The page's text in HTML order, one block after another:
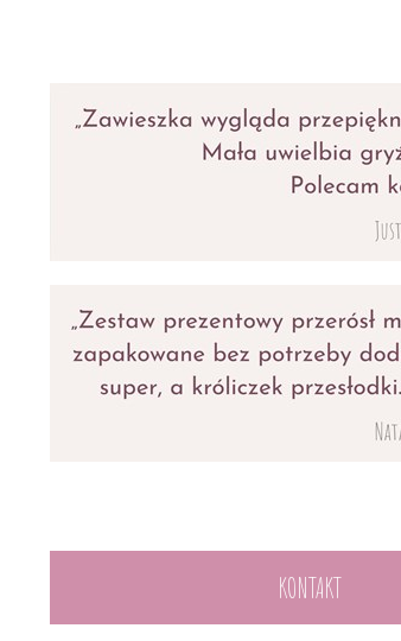
KONTAKT